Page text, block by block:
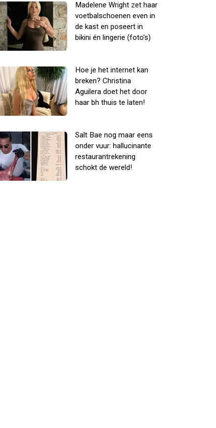
Madelene Wright zet haar
voetbalschoenen even in
de kast en poseert in
bikini én lingerie (foto's)
Hoe je het internet kan
breken? Christina
Aguilera doet het door
haar bh thuis te laten!
Salt Bae nog maar eens
onder vuur: hallucinante
restaurantrekening
schokt de wereld!